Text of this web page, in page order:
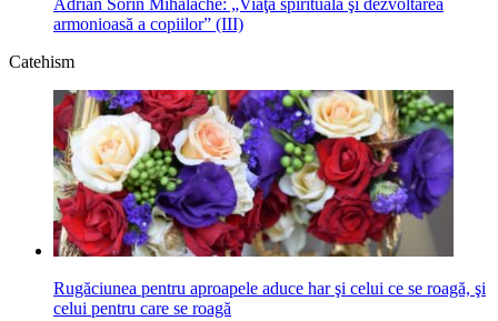
Adrian Sorin Mihalache: „Viaţa spirituală şi dezvoltarea
armonioasă a copiilor” (III)
Catehism
Rugăciunea pentru aproapele aduce har şi celui ce se roagă, şi
celui pentru care se roagă